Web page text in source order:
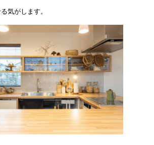
気がします。